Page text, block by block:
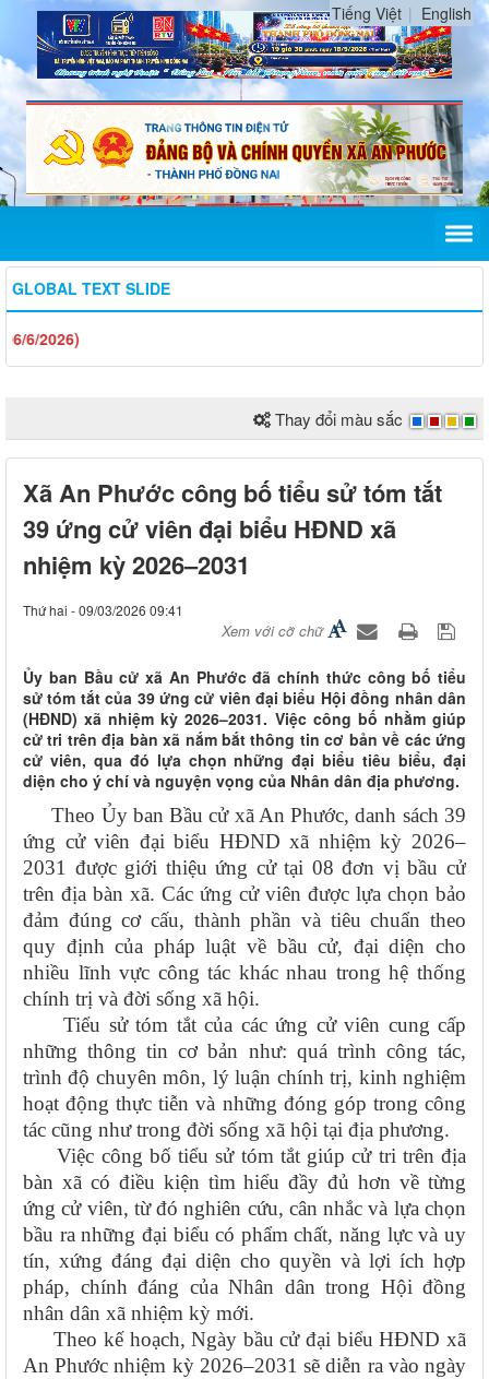
Tiếng Việt English
GLOBAL TEXT SLIDE
Thay đổi màu sắc
Xã An Phước công bố tiểu sử tóm tắt
39 ứng cử viên đại biểu HĐND xã
nhiệm kỳ 2026–2031
Thứ hai - 09/03/2026 09:41
Xem với cỡ chữ
Ủy ban Bầu cử xã An Phước đã chính thức công bố tiểu
sử tóm tắt của 39 ứng cử viên đại biểu Hội đồng nhân dân
(HĐND) xã nhiệm kỳ 2026–2031. Việc công bố nhằm giúp
cử tri trên địa bàn xã nắm bắt thông tin cơ bản về các ứng
cử viên, qua đó lựa chọn những đại biểu tiêu biểu, đại
diện cho ý chí và nguyện vọng của Nhân dân địa phương.
Theo Ủy ban Bầu cử xã An Phước, danh sách 39
ứng cử viên đại biểu HĐND xã nhiệm kỳ 2026–
2031 được giới thiệu ứng cử tại 08 đơn vị bầu cử
trên địa bàn xã. Các ứng cử viên được lựa chọn bảo
đảm đúng cơ cấu, thành phần và tiêu chuẩn theo
quy định của pháp luật về bầu cử, đại diện cho
nhiều lĩnh vực công tác khác nhau trong hệ thống
chính trị và đời sống xã hội.
Tiểu sử tóm tắt của các ứng cử viên cung cấp
những thông tin cơ bản như: quá trình công tác,
trình độ chuyên môn, lý luận chính trị, kinh nghiệm
hoạt động thực tiễn và những đóng góp trong công
tác cũng như trong đời sống xã hội tại địa phương.
Việc công bố tiểu sử tóm tắt giúp cử tri trên địa
bàn xã có điều kiện tìm hiểu đầy đủ hơn về từng
ứng cử viên, từ đó nghiên cứu, cân nhắc và lựa chọn
bầu ra những đại biểu có phẩm chất, năng lực và uy
tín, xứng đáng đại diện cho quyền và lợi ích hợp
pháp, chính đáng của Nhân dân trong Hội đồng
nhân dân xã nhiệm kỳ mới.
Theo kế hoạch, Ngày bầu cử đại biểu HĐND xã
An Phước nhiệm kỳ 2026–2031 sẽ diễn ra vào ngày